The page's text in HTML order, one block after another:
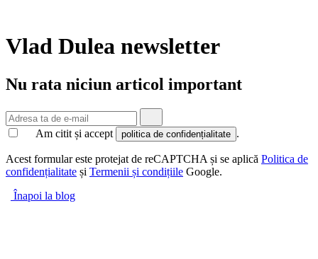
Vlad Dulea newsletter
Nu rata niciun articol important
Am citit și accept politica de confidențialitate .
Acest formular este protejat de reCAPTCHA și se aplică Politica de
confidențialitate și Termenii și condițiile Google.
Înapoi la blog